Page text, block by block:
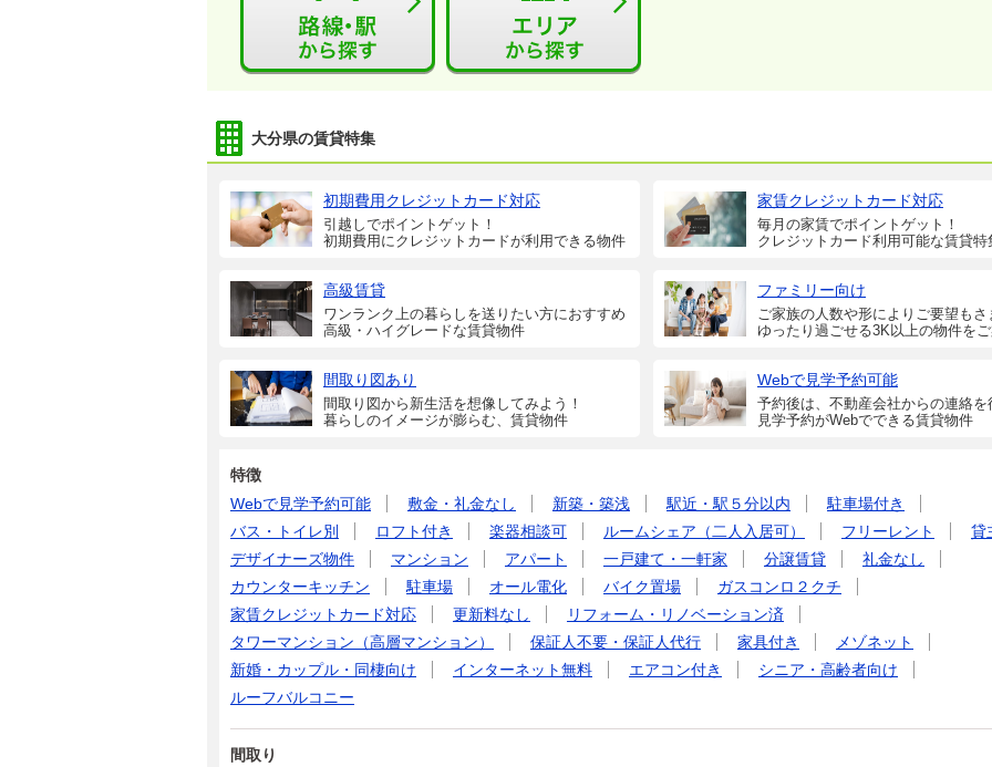
大分県の賃貸特集
初期費用クレジットカード対応
引越しでポイントゲット！
初期費用にクレジットカードが利用できる物件
家賃クレジットカード対応
毎月の家賃でポイントゲット！
クレジットカード利用可能な賃貸特
高級賃貸
ワンランク上の暮らしを送りたい方におすすめ
高級・ハイグレードな賃貸物件
ファミリー向け
ご家族の人数や形によりご要望もさ
ゆったり過ごせる3K以上の物件をご
間取り図あり
間取り図から新生活を想像してみよう！
暮らしのイメージが膨らむ、賃貸物件
Webで見学予約可能
予約後は、不動産会社からの連絡を
見学予約がWebでできる賃貸物件
特徴
Webで見学予約可能
敷金・礼金なし 新築・築浅 駅近・駅５分以内
駐車場付き
バス・トイレ別
ロフト付き 楽器相談可 ルームシェア（二人入居可） フリーレント
貸
デザイナーズ物件
マンション アパート 一戸建て・一軒家 分譲賃貸
礼金なし
カウンターキッチン
駐車場 オール電化 バイク置場
ガスコンロ２クチ
家賃クレジットカード対応
更新料なし
リフォーム・リノベーション済
タワーマンション（高層マンション）
保証人不要・保証人代行 家具付き
メゾネット
新婚・カップル・同棲向け
インターネット無料 エアコン付き
シニア・高齢者向け
ルーフバルコニー
間取り